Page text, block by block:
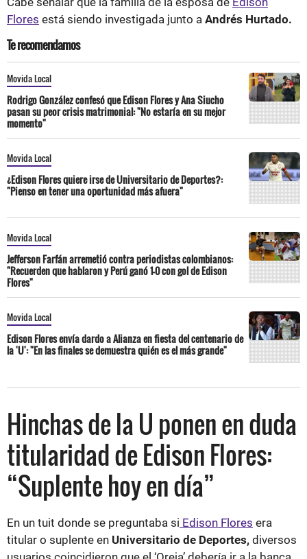
Flores está siendo investigada junto a Andrés Hurtado.
Te recomendamos
Movida Local
Rodrigo González confesó que Edison Flores y Ana Siucho
pasan su peor crisis matrimonial: "No estaría en su mejor
momento"
Movida Local
¿Edison Flores quiere irse de Universitario de Deportes?:
"Pienso en tener una oportunidad más afuera"
Movida Local
Jefferson Farfán arremetió contra periodistas colombianos:
"Recuerden que hablaron y Perú ganó 1-0 con gol de Edison
Flores"
Movida Local
Edison Flores envía dardo a Alianza en fiesta del centenario de
la 'U': "En las finales se demuestra quién es el más grande"
Hinchas de la U ponen en duda
titularidad de Edison Flores:
“Suplente hoy en día”
En un tuit donde se preguntaba si Edison Flores era
titular o suplente en Universitario de Deportes, diversos